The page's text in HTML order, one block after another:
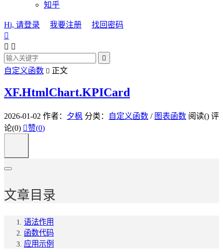
知乎
Hi, 请登录 我要注册
找回密码

 

自定义函数  正文
XF.HtmlChart.KPICard
2026-01-02 作者： 夕枫 分类： 自定义函数 / 图表函数 阅读() 评
论(0) 赞(0)
文章目录
语法作用
函数代码
应用示例